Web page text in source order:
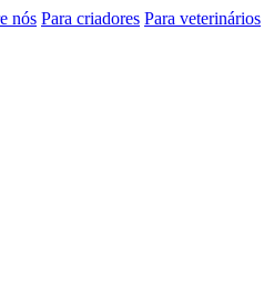
nós Para criadores Para veterinários